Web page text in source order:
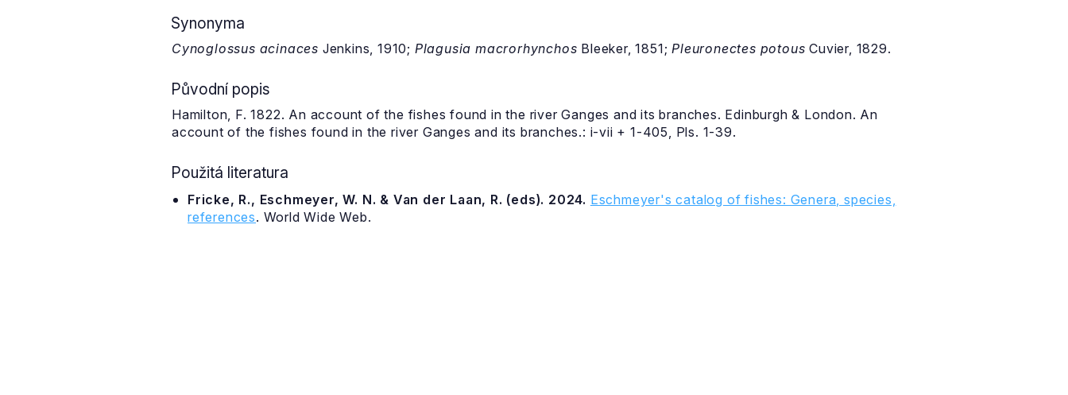
Synonyma
Cynoglossus acinaces Jenkins, 1910; Plagusia macrorhynchos Bleeker, 1851;Pleuronectes potous Cuvier, 1829.
Původní popis
Hamilton, F. 1822. An account of the fishes found in the river Ganges and its branches. Edinburgh & London. An
account of the fishes found in the river Ganges and its branches.: i-vii + 1-405, Pls. 1-39.
Použitá literatura
Fricke, R., Eschmeyer, W. N. & Van der Laan, R. (eds). 2024. Eschmeyer's catalog of fishes: Genera, species,
references. World Wide Web.